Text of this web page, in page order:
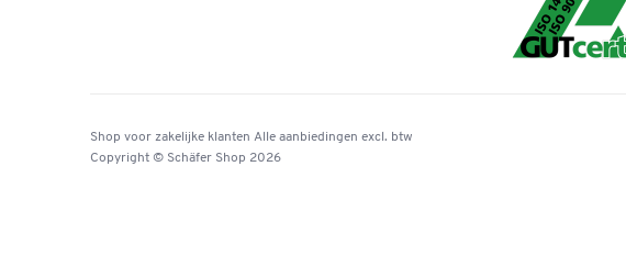
Shop voor zakelijke klanten Alle aanbiedingen excl. btw
Copyright © Schäfer Shop 2026